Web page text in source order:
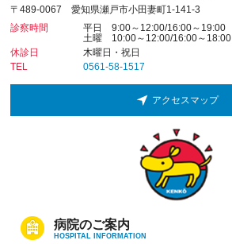
〒489-0067 愛知県瀬戸市小田妻町1-141-3
診察時間
平日 9:00～12:00/16:00～19:00
土曜 10:00～12:00/16:00～18:00
休診日
木曜日・祝日
TEL
0561-58-1517
アクセスマップ
病院のご案内
HOSPITAL INFORMATION